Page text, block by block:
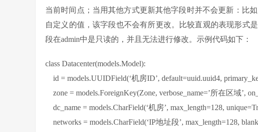
当前时间点；当用其他方式更新其他字段时并不会更新：比
自定义的值，该字段也不会有所更改。比较直观的表现形式
段在admin中是只读的，并且无法进行修改。示例代码如下：
class Datacenter(models.Model):
id = models.UUIDField(‘机房ID’, default=uuid.uuid4,
zone = models.ForeignKey(Zone, verbose_name=’所在区域’,
dc_name = models.CharField(‘机房’, max_length=128,
networks = models.CharField(‘IP地址段’, max_length=128,